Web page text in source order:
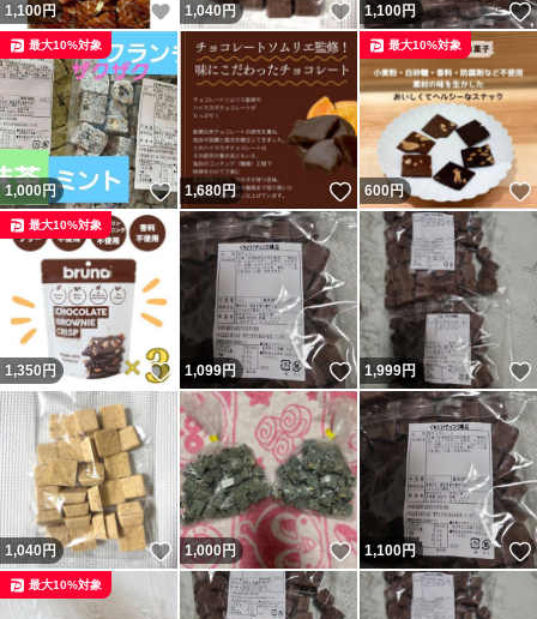
1,100円 いいね！
1,040円 いいね！
1,100円
1,000円 いいね！
最大10%対象
1,680円 いいね！
600円
最大10%対象
1,350 円 いいね！
最大10%対象
1,099円 いいね！
1,999円
1,040 円 いいね！
1,000円 いいね！
1,100円
最大10%対象